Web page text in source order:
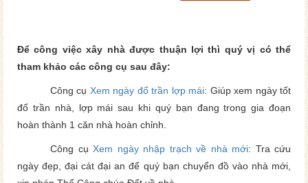
Để công việc xây nhà được thuận lợi thì quý vị có thể
tham khảo các công cụ sau đây:
Công cụ Xem ngày đổ trần lợp mái: Giúp xem ngày tốt
đổ trần nhà, lợp mái sau khi quý bạn đang trong gia đoạn
hoàn thành 1 căn nhà hoàn chỉnh.
Công cụ Xem ngày nhập trạch về nhà mới: Tra cứu
ngày đẹp, đại cát đại an để quý bạn chuyển đồ vào nhà mới,